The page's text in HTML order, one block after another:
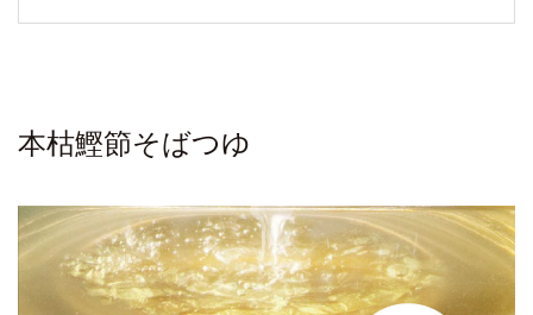
本枯鰹節そばつゆ